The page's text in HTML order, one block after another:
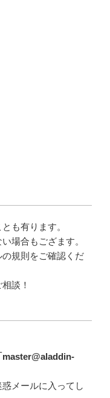
も有ります。
場合もござます。
の規則をご確認くだ
談！
master@aladdin-
メールに入ってし